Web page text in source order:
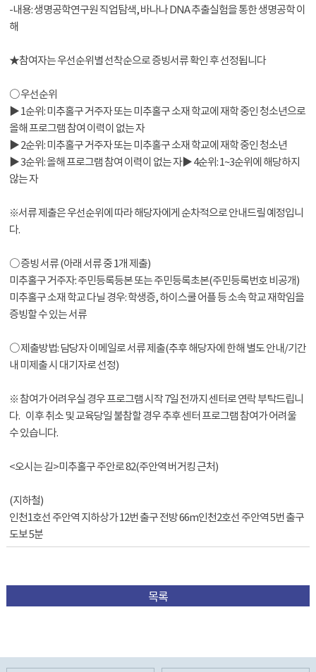
-내용: 생명공학연구원 직업탐색, 바나나 DNA 추출실험을 통한 생명공학 이
해
★참여자는 우선순위별 선착순으로 증빙서류 확인 후 선정됩니다
○ 우선순위
▶ 1순위: 미추홀구 거주자 또는 미추홀구 소재 학교에 재학 중인 청소년으로
올해 프로그램 참여 이력이 없는 자
▶ 2순위: 미추홀구 거주자 또는 미추홀구 소재 학교에 재학 중인 청소년
▶ 3순위: 올해 프로그램 참여 이력이 없는 자▶ 4순위: 1~3순위에 해당하지
않는 자
※서류 제출은 우선순위에 따라 해당자에게 순차적으로 안내드릴 예정입니
다.
○ 증빙 서류 (아래 서류 중 1개 제출)
미추홀구 거주자: 주민등록등본 또는 주민등록초본(주민등록번호 비공개)
미추홀구 소재 학교 다닐 경우: 학생증, 하이스쿨 어플 등 소속 학교 재학임을
증빙할 수 있는 서류
○ 제출방법: 담당자 이메일로 서류 제출(추후 해당자에 한해 별도 안내/기간
내 미제출 시 대기자로 선정)
※ 참여가 어려우실 경우 프로그램 시작 7일 전까지 센터로 연락 부탁드립니
다. 이후 취소 및 교육당일 불참할 경우 추후 센터 프로그램 참여가 어려울
수 있습니다.
<오시는 길>미추홀구 주안로 82(주안역 버거킹 근처)
(지하철)
인천1호선 주안역 지하상가 12번 출구 전방 66m인천2호선 주안역 5번 출구
도보 5분
목록